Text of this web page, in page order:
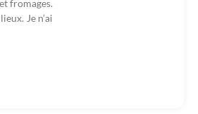
fromages.
Je n’ai